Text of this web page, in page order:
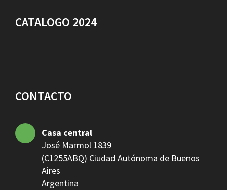
CATALOGO 2024
CONTACTO
Casa central
José Marmol 1839
(C1255ABQ) Ciudad Autónoma de Buenos
Aires
Argentina